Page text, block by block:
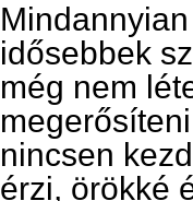
idősebbek
még nem
nincsen
érzi, örökké